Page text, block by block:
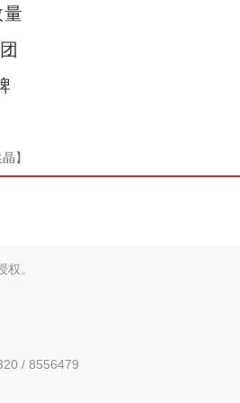
】
。
/ 8556479